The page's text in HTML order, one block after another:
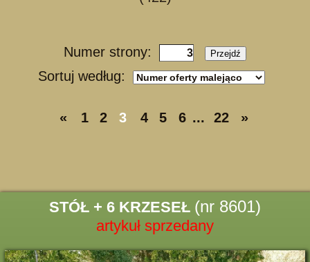
Numer strony: Przejdź
Sortuj według:
« 1 2 3 4 5 6 ... 22 »
STÓŁ + 6 KRZESEŁ (nr 8601)
artykuł sprzedany